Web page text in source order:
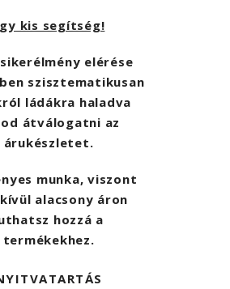
kis segítség!
elérése
szisztematikusan
ládákra haladva
átválogatni az
árukészletet.
munka, viszont
alacsony áron
hozzá a
termékekhez.